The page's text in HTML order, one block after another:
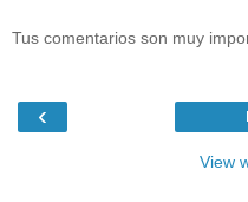
Tus comentarios son muy
‹
View